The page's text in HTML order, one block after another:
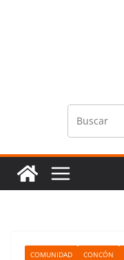
COMUNIDAD CONCÓN